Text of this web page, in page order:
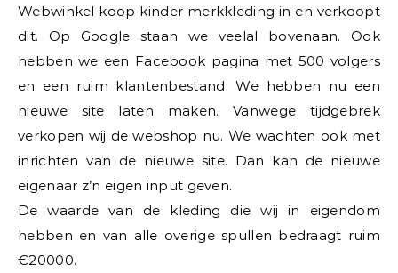
Webwinkel koop kinder merkkleding in en verkoopt
dit. Op Google staan we veelal bovenaan. Ook
hebben we een Facebook pagina met 500 volgers
en een ruim klantenbestand. We hebben nu een
nieuwe site laten maken. Vanwege tijdgebrek
verkopen wij de webshop nu. We wachten ook met
inrichten van de nieuwe site. Dan kan de nieuwe
eigenaar z’n eigen input geven.
De waarde van de kleding die wij in eigendom
hebben en van alle overige spullen bedraagt ruim
€20000.